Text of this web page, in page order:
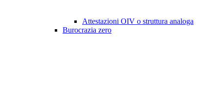
Attestazioni OIV o struttura analoga
Burocrazia zero